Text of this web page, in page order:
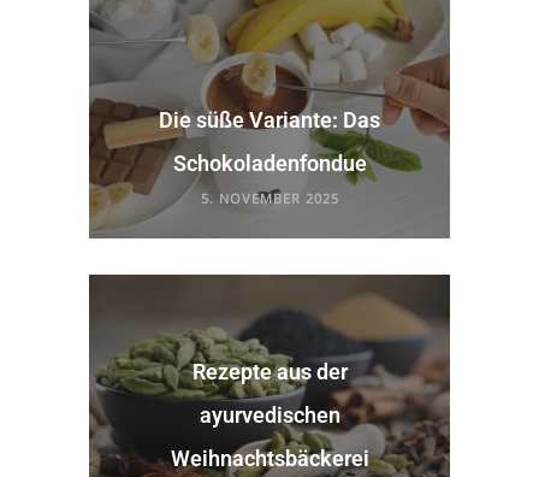
Die süße Variante: Das
Schokoladenfondue
5. NOVEMBER 2025
Rezepte aus der
ayurvedischen
Weihnachtsbäckerei